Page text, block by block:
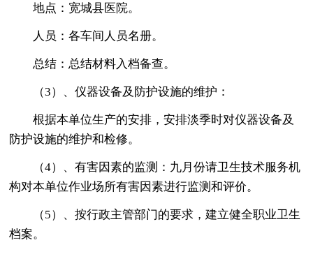
地点：宽城县医院。
人员：各车间人员名册。
总结：总结材料入档备查。
（3）、仪器设备及防护设施的维护：
根据本单位生产的安排，安排淡季时对仪器设备及
防护设施的维护和检修。
（4）、有害因素的监测：九月份请卫生技术服务机
构对本单位作业场所有害因素进行监测和评价。
（5）、按行政主管部门的要求，建立健全职业卫生
档案。